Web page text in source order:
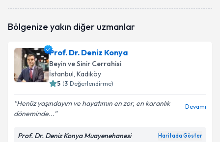
oluşturun. Size bu uzmandan randevu almanız için bir
E-posta Adresiniz
Kişisel verilerimin işlenmesine ilişkinAydınlatma
Metni
Bölgenize yakın diğer uzmanlar
Prof. Dr. Deniz Konya
Beyin ve Sinir Cerrahisi
İstanbul, Kadıköy
5 (3 Değerlendirme)
Henüz yaşındayım ve hayatımın en zor, en karanlık
döneminde...
Devamı
Prof. Dr. Deniz Konya Muayenehanesi Haritada Göster